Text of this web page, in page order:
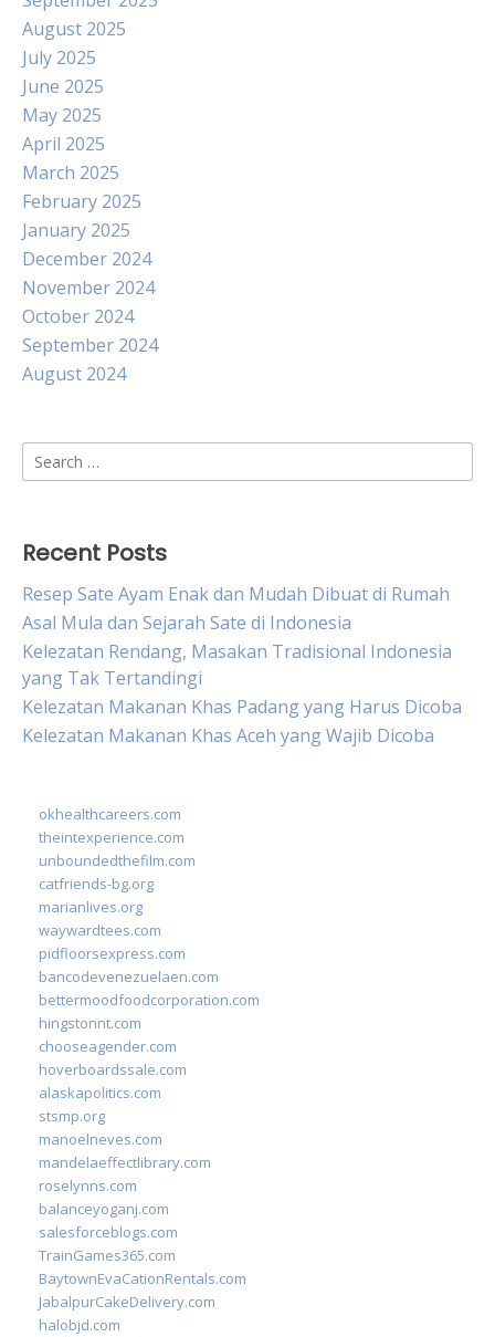
August 2025
July 2025
June 2025
May 2025
April 2025
March 2025
February 2025
January 2025
December 2024
November 2024
October 2024
September 2024
August 2024
Search
for:
Recent Posts
Resep Sate Ayam Enak dan Mudah Dibuat di Rumah
Asal Mula dan Sejarah Sate di Indonesia
Kelezatan Rendang, Masakan Tradisional Indonesia
yang Tak Tertandingi
Kelezatan Makanan Khas Padang yang Harus Dicoba
Kelezatan Makanan Khas Aceh yang Wajib Dicoba
okhealthcareers.com
theintexperience.com
unboundedthefilm.com
catfriends-bg.org
marianlives.org
waywardtees.com
pidfloorsexpress.com
bancodevenezuelaen.com
bettermoodfoodcorporation.com
hingstonnt.com
chooseagender.com
hoverboardssale.com
alaskapolitics.com
stsmp.org
manoelneves.com
mandelaeffectlibrary.com
roselynns.com
balanceyoganj.com
salesforceblogs.com
TrainGames365.com
BaytownEvaCationRentals.com
JabalpurCakeDelivery.com
halobjd.com